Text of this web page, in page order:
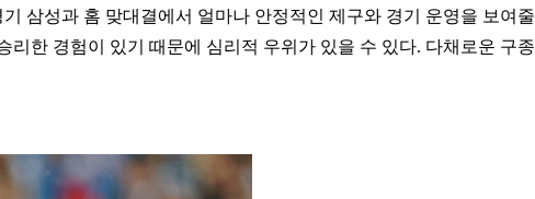
삼성과 홈 맞대결에서 얼마나 안정적인 제구와 경기 운영을 보여줄
리한 경험이 있기 때문에 심리적 우위가 있을 수 있다. 다채로운 구종